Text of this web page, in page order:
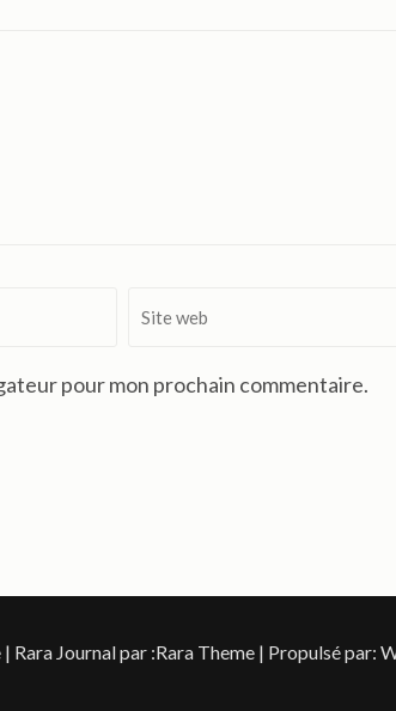
Site
pour mon prochain commentaire.
| Rara Journal par :Rara Theme | Propulsé par: